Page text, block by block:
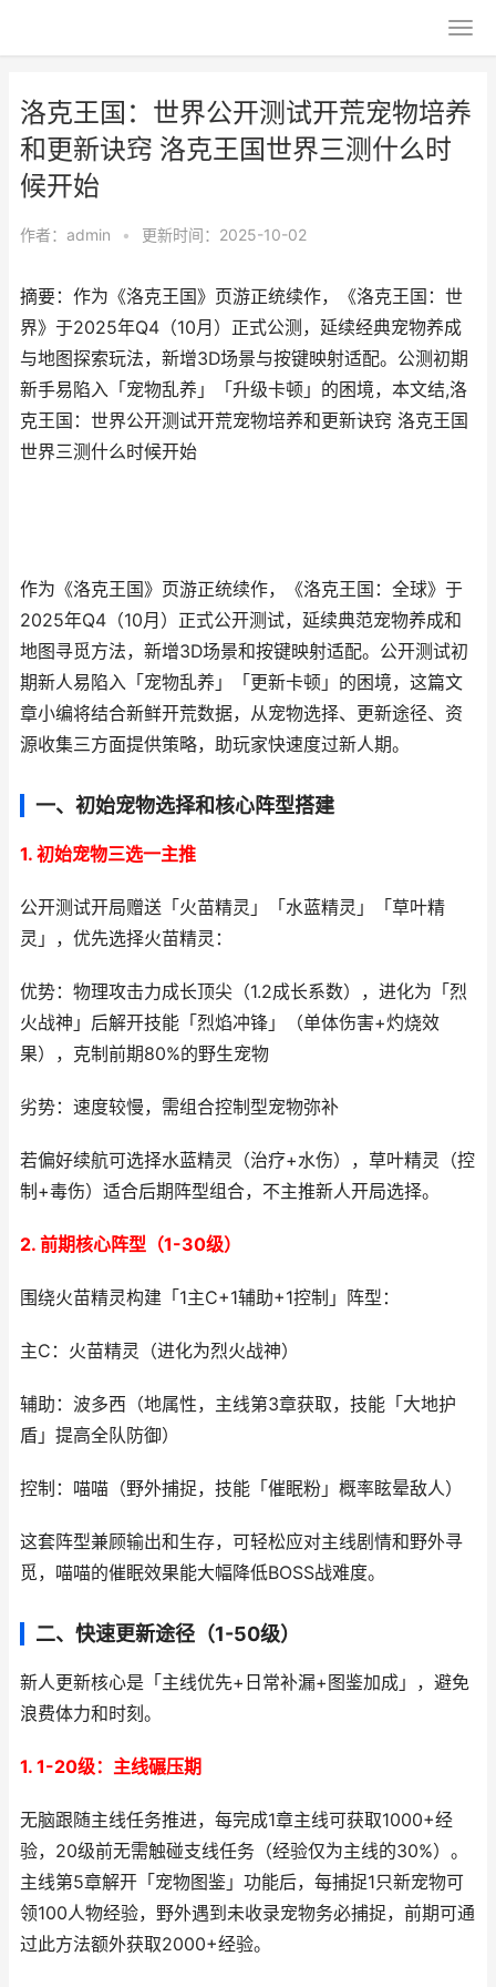
洛克王国：世界公开测试开荒宠物培养
和更新诀窍 洛克王国世界三测什么时
候开始
作者： admin • 更新时间：2025-10-02
摘要：作为《洛克王国》页游正统续作，《洛克王国：世
界》于2025年Q4（10月）正式公测，延续经典宠物养成
与地图探索玩法，新增3D场景与按键映射适配。公测初期
新手易陷入「宠物乱养」「升级卡顿」的困境，本文结,洛
克王国：世界公开测试开荒宠物培养和更新诀窍 洛克王国
世界三测什么时候开始
作为《洛克王国》页游正统续作，《洛克王国：全球》于
2025年Q4（10月）正式公开测试，延续典范宠物养成和
地图寻觅方法，新增3D场景和按键映射适配。公开测试初
期新人易陷入「宠物乱养」「更新卡顿」的困境，这篇文
章小编将结合新鲜开荒数据，从宠物选择、更新途径、资
源收集三方面提供策略，助玩家快速度过新人期。
一、初始宠物选择和核心阵型搭建
1. 初始宠物三选一主推
公开测试开局赠送「火苗精灵」「水蓝精灵」「草叶精
灵」，优先选择火苗精灵：
优势：物理攻击力成长顶尖（1.2成长系数），进化为「烈
火战神」后解开技能「烈焰冲锋」（单体伤害+灼烧效
果），克制前期80%的野生宠物
劣势：速度较慢，需组合控制型宠物弥补
若偏好续航可选择水蓝精灵（治疗+水伤），草叶精灵（控
制+毒伤）适合后期阵型组合，不主推新人开局选择。
2. 前期核心阵型（1-30级）
围绕火苗精灵构建「1主C+1辅助+1控制」阵型：
主C：火苗精灵（进化为烈火战神）
辅助：波多西（地属性，主线第3章获取，技能「大地护
盾」提高全队防御）
控制：喵喵（野外捕捉，技能「催眠粉」概率眩晕敌人）
这套阵型兼顾输出和生存，可轻松应对主线剧情和野外寻
觅，喵喵的催眠效果能大幅降低BOSS战难度。
二、快速更新途径（1-50级）
新人更新核心是「主线优先+日常补漏+图鉴加成」，避免
浪费体力和时刻。
1. 1-20级：主线碾压期
无脑跟随主线任务推进，每完成1章主线可获取1000+经
验，20级前无需触碰支线任务（经验仅为主线的30%）。
主线第5章解开「宠物图鉴」功能后，每捕捉1只新宠物可
领100人物经验，野外遇到未收录宠物务必捕捉，前期可通
过此方法额外获取2000+经验。